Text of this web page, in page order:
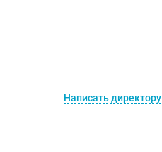
Написать директору